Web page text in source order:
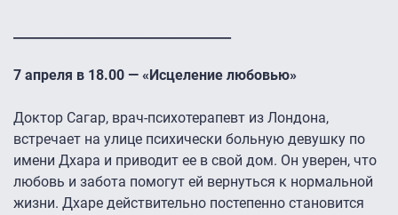
7 апреля в 18.00 — «Исцеление любовью»
Доктор Сагар, врач-психотерапевт из Лондона,
встречает на улице психически больную девушку по
имени Дхара и приводит ее в свой дом. Он уверен, что
любовь и забота помогут ей вернуться к нормальной
жизни. Дхаре действительно постепенно становится